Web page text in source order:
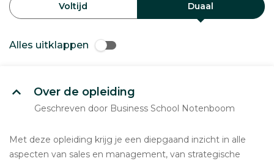
Voltijd Duaal
Alles uitklappen
Over de opleiding
Geschreven door Business School Notenboom
Met deze opleiding krijg je een diepgaand inzicht in alle
aspecten van sales en management, van strategische